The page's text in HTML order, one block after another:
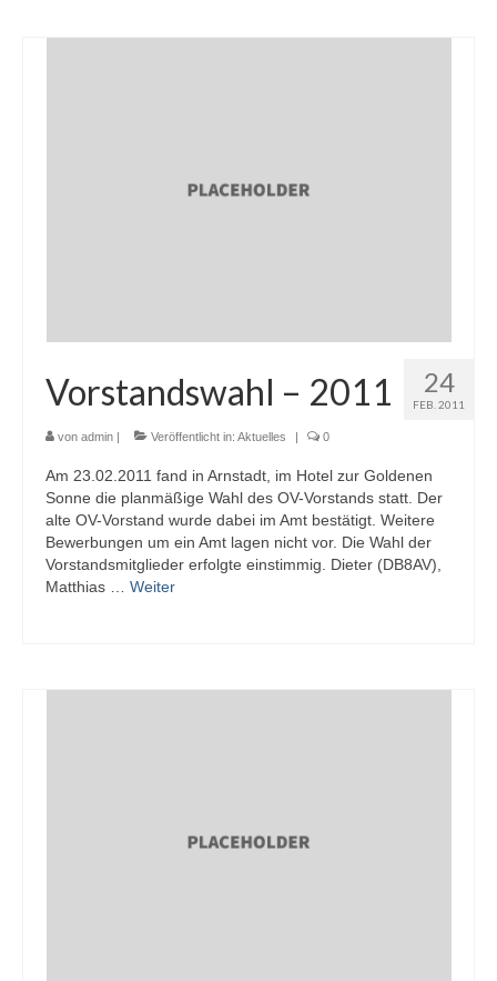
24
FEB. 2011
Vorstandswahl – 2011
von admin | Veröffentlicht in: Aktuelles | 0
Am 23.02.2011 fand in Arnstadt, im Hotel zur Goldenen
Sonne die planmäßige Wahl des OV-Vorstands statt. Der
alte OV-Vorstand wurde dabei im Amt bestätigt. Weitere
Bewerbungen um ein Amt lagen nicht vor. Die Wahl der
Vorstandsmitglieder erfolgte einstimmig. Dieter (DB8AV),
Matthias … Weiter